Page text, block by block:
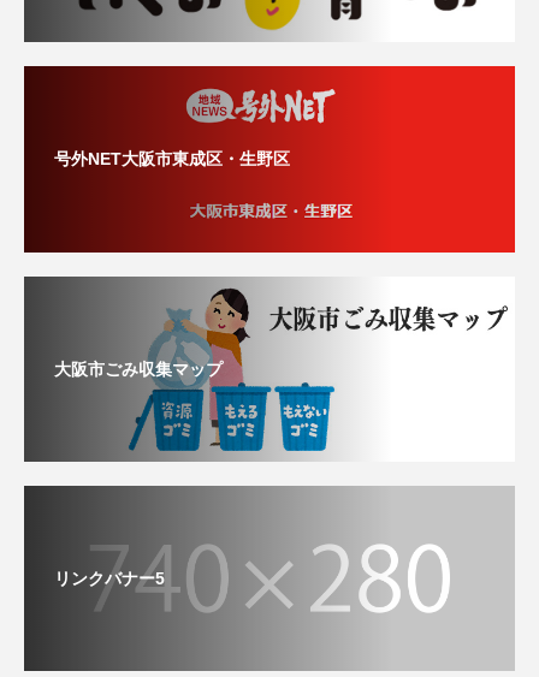
号外NET大阪市東成区・生野区
大阪市ごみ収集マップ
リンクバナー5